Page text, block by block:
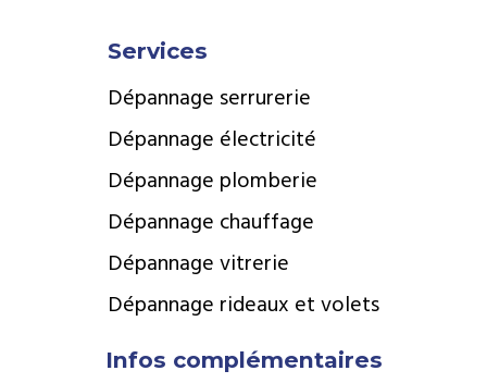
Services
Dépannage serrurerie
Dépannage électricité
Dépannage plomberie
Dépannage chauffage
Dépannage vitrerie
Dépannage rideaux et volets
Infos complémentaires